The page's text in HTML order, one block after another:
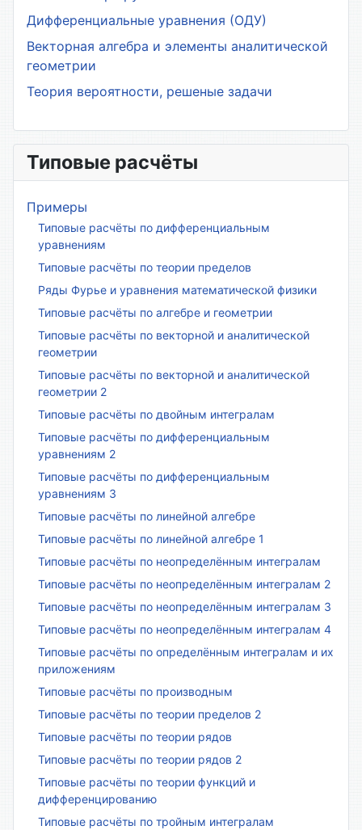
Дифференциальные уравнения (ОДУ)
Векторная алгебра и элементы аналитической
геометрии
Теория вероятности, решеные задачи
Типовые расчёты
Примеры
Типовые расчёты по дифференциальным
уравнениям
Типовые расчёты по теории пределов
Ряды Фурье и уравнения математической физики
Типовые расчёты по алгебре и геометрии
Типовые расчёты по векторной и аналитической
геометрии
Типовые расчёты по векторной и аналитической
геометрии 2
Типовые расчёты по двойным интегралам
Типовые расчёты по дифференциальным
уравнениям 2
Типовые расчёты по дифференциальным
уравнениям 3
Типовые расчёты по линейной алгебре
Типовые расчёты по линейной алгебре 1
Типовые расчёты по неопределённым интегралам
Типовые расчёты по неопределённым интегралам 2
Типовые расчёты по неопределённым интегралам 3
Типовые расчёты по неопределённым интегралам 4
Типовые расчёты по определённым интегралам и их
приложениям
Типовые расчёты по производным
Типовые расчёты по теории пределов 2
Типовые расчёты по теории рядов
Типовые расчёты по теории рядов 2
Типовые расчёты по теории функций и
дифференцированию
Типовые расчёты по тройным интегралам